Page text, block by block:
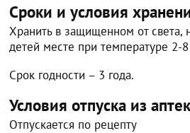
Сроки и условия
Хранить в защищенном от света,
детей месте при температуре 2-
Срок годности – 3 года.
Условия отпуска из аптек
Отпускается по рецепту